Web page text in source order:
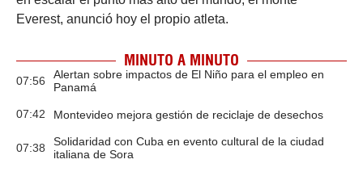
Everest, anunció hoy el propio atleta.
MINUTO A MINUTO
07:56
Alertan sobre impactos de El Niño para el empleo en
Panamá
07:42 Montevideo mejora gestión de reciclaje de desechos
07:38
Solidaridad con Cuba en evento cultural de la ciudad
italiana de Sora